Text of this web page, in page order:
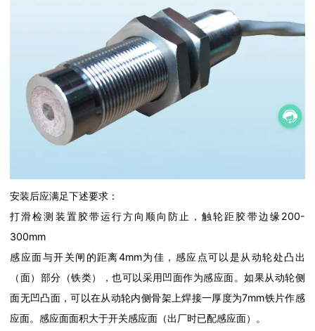
安装后应满足下述要求：
打滑检测装置胶带运行方向顺向防止，触轮距胶带边缘200-
300mm
感应面与开关闸的距离4mm为佳，感应点可以是从动轮处凸出
（面）部分（铁类），也可以采用凹面作为感应面。如果从动轮侧
面无凹凸面，可以在从动轮内侧骨架上焊接一厚度为7mm铁片作感
应面。感应面面积大于开关感应面（出厂时已配感应面）。